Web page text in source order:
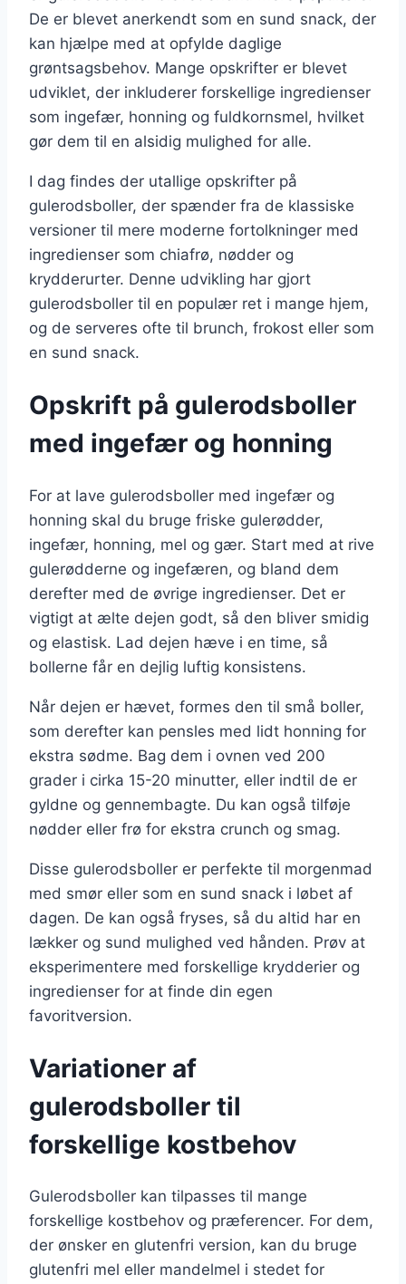
De er blevet anerkendt som en sund snack, der
kan hjælpe med at opfylde daglige
grøntsagsbehov. Mange opskrifter er blevet
udviklet, der inkluderer forskellige ingredienser
som ingefær, honning og fuldkornsmel, hvilket
gør dem til en alsidig mulighed for alle.
I dag findes der utallige opskrifter på
gulerodsboller, der spænder fra de klassiske
versioner til mere moderne fortolkninger med
ingredienser som chiafrø, nødder og
krydderurter. Denne udvikling har gjort
gulerodsboller til en populær ret i mange hjem,
og de serveres ofte til brunch, frokost eller som
en sund snack.
Opskrift på gulerodsboller
med ingefær og honning
For at lave gulerodsboller med ingefær og
honning skal du bruge friske gulerødder,
ingefær, honning, mel og gær. Start med at rive
gulerødderne og ingefæren, og bland dem
derefter med de øvrige ingredienser. Det er
vigtigt at ælte dejen godt, så den bliver smidig
og elastisk. Lad dejen hæve i en time, så
bollerne får en dejlig luftig konsistens.
Når dejen er hævet, formes den til små boller,
som derefter kan pensles med lidt honning for
ekstra sødme. Bag dem i ovnen ved 200
grader i cirka 15-20 minutter, eller indtil de er
gyldne og gennembagte. Du kan også tilføje
nødder eller frø for ekstra crunch og smag.
Disse gulerodsboller er perfekte til morgenmad
med smør eller som en sund snack i løbet af
dagen. De kan også fryses, så du altid har en
lækker og sund mulighed ved hånden. Prøv at
eksperimentere med forskellige krydderier og
ingredienser for at finde din egen
favoritversion.
Variationer af
gulerodsboller til
forskellige kostbehov
Gulerodsboller kan tilpasses til mange
forskellige kostbehov og præferencer. For dem,
der ønsker en glutenfri version, kan du bruge
glutenfri mel eller mandelmel i stedet for